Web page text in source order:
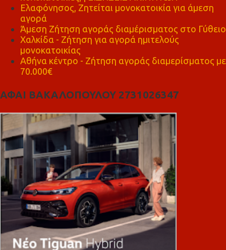
Ελαφόνησος, Ζητείται μονοκατοικία για άμεση
αγορά
Άμεση Ζήτηση αγοράς διαμέρισματος στο Γύθειο
Χαλκίδα - Ζήτηση για αγορά ημιτελούς
μονοκατοικίας
Αθήνα κέντρο - Ζήτηση αγοράς διαμερίσματος με
70.000€
ΑΦΑΙ ΒΑΚΑΛΟΠΟΥΛΟΥ 2731026347